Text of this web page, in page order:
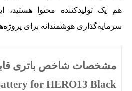
هم یک تولیدکننده محتوا هستید،
سرمایه‌گذاری هوشمندانه برای
مشخصات شاخص باتری
for HERO13 Black